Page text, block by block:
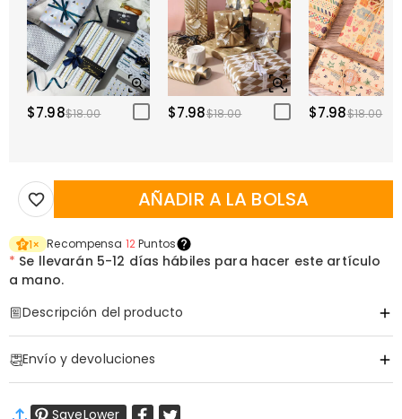
$7.98$18.00 $7.98$18.00 $7.98$18.00
AÑADIR A LA BOLSA
1× Recompensa 12Puntos
* Se llevarán 5-12 días hábiles para hacer este artículo
a mano.
Descripción del producto
Envío y devoluciones
Envío Estándar:9-18
Días Laborables
SaveLower